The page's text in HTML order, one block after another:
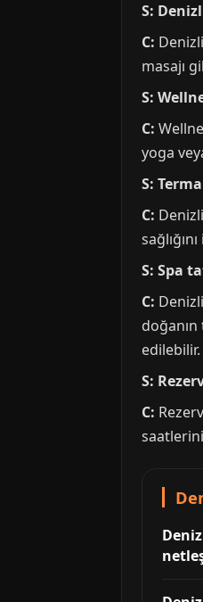
S:
C:
masajı
S:
C:
yoga
S:
C:
S: Spa
C:
doğanın
edilebilir.
S:
C: